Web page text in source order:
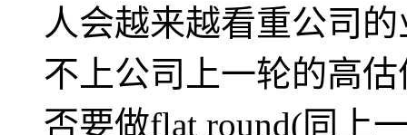
人会越来越看重公司
不上公司上一轮的高
否要做flat round(同上